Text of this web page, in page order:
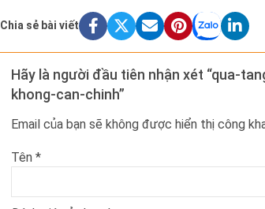
Chia sẻ bài viết
Hãy là người đầu tiên nhận xét “qua-
khong-can-chinh”
Email của bạn sẽ không được hiển thị công
Tên *